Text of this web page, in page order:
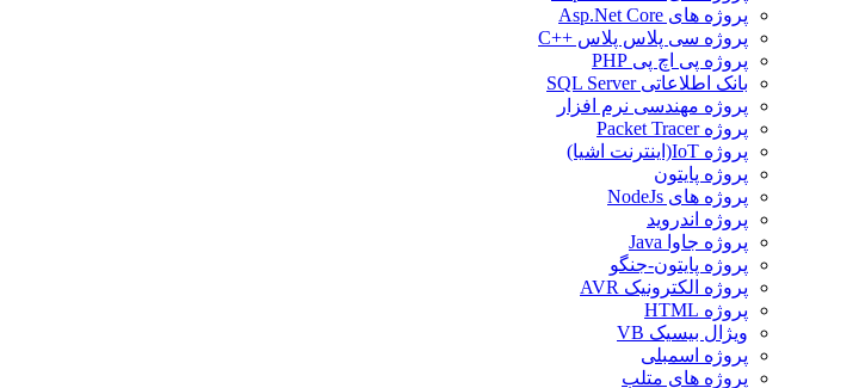
پروژه های Asp.Net Core
پروژه سی پلاس پلاس ++C
پروژه پی اچ پی PHP
بانک اطلاعاتی SQL Server
پروژه مهندسی نرم افزار
پروژه Packet Tracer
پروژه IoT(اینترنت اشیا)
پروژه پایتون
پروژه های NodeJs
پروژه اندروید
پروژه جاوا Java
پروژه پایتون-جنگو
پروژه الکترونیک AVR
پروژه HTML
ویژال بیسیک VB
پروژه اسمبلی
پروژه های متلب